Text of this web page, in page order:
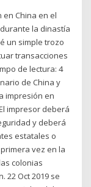
China en el
la dinastía
un simple trozo
transacciones
de lectura: 4
de China y
impresión en
impresor deberá
y deberá
estatales o
vez en la
colonias
22 Oct 2019 se